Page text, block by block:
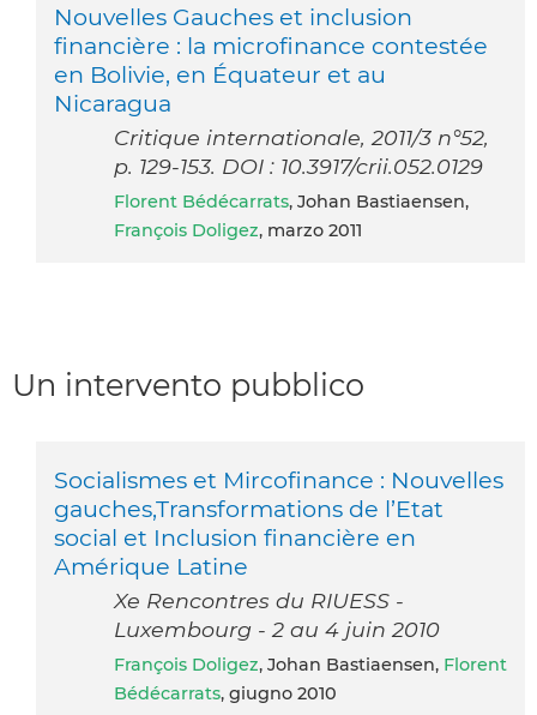
Nouvelles Gauches et inclusion
financière : la microfinance contestée
en Bolivie, en Équateur et au
Nicaragua
Critique internationale, 2011/3 n°52,
p. 129-153. DOI : 10.3917/crii.052.0129
Florent Bédécarrats, Johan Bastiaensen,
François Doligez, marzo 2011
Un intervento pubblico
Socialismes et Mircofinance : Nouvelles
gauches,Transformations de l’Etat
social et Inclusion financière en
Amérique Latine
Xe Rencontres du RIUESS -
Luxembourg - 2 au 4 juin 2010
François Doligez, Johan Bastiaensen, Florent
Bédécarrats, giugno 2010